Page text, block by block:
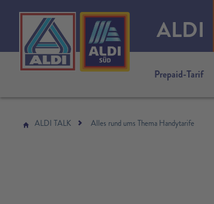
ALDI
Prepaid-Tarif
ALDI TALK Alles rund ums Thema Handytarife